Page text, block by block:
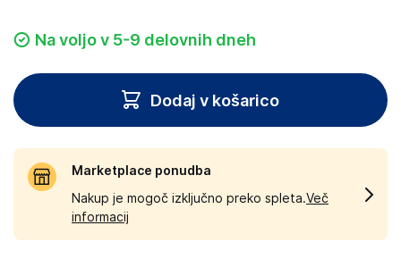
Na voljo v 5-9 delovnih dneh
Dodaj v košarico
Marketplace ponudba
Nakup je mogoč izključno preko spleta.Več
informacij